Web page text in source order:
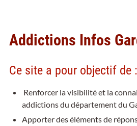
Addictions Infos
Ce site a pour objectif de :
Renforcer la visibilité et la
addictions du département du
Apporter des éléments de